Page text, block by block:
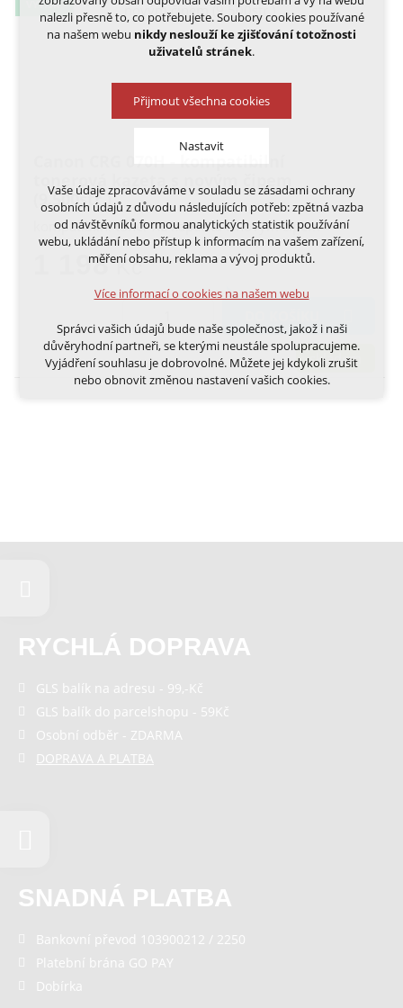
VÝTISK
tonerová kazeta s novým čipem
(9.500str.)
kompatibilní toner XL kapacita s novým čipem
1 198Kč
skladem
RYCHLÁ DOPRAVA
GLS balík na adresu - 99,-Kč
GLS balík do parcelshopu - 59Kč
Osobní odběr - ZDARMA
DOPRAVA A PLATBA
SNADNÁ PLATBA
Bankovní převod 103900212 / 2250
Platební brána GO PAY
Dobírka
nalezli přesně to, co potřebujete. Soubory cookies používané
na našem webu nikdy neslouží ke zjišťování totožnosti
uživatelů stránek.
Přijmout všechna cookies
Nastavit
Technická cookies
nutná pro provozování webu
udržení kontextu stránek (session): případná
přihlášení, volby jazyka, apod.
Volitelná cookies
analytická pro anonymizované vyhodnocení
marketingová cookies (Google, Ecomail, Sklik,
Smartsupp, Heureka)
Více informací o cookies na našem webu
Vaše údaje zpracováváme v souladu se zásadami ochrany
osobních údajů z důvodu následujících potřeb: zpětná vazba
od návštěvníků formou analytických statistik používání
webu, ukládání nebo přístup k informacím na vašem zařízení,
měření obsahu, reklama a vývoj produktů.
Více informací o cookies na našem webu
Správci vašich údajů bude naše společnost, jakož i naši
důvěryhodní partneři, se kterými neustále spolupracujeme.
Vyjádření souhlasu je dobrovolné. Můžete jej kdykoli zrušit
nebo obnovit změnou nastavení vašich cookies.